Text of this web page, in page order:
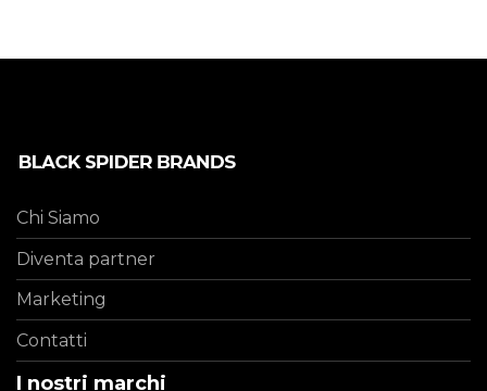
Chi Siamo
Diventa partner
Marketing
Contatti
I nostri marchi